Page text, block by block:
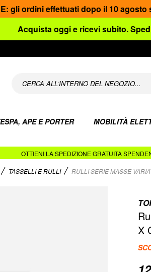
gli ordini effettuati dopo il 10
Acquista oggi e ricevi subito.
APE E PORTER MOBILITÀ
OTTIENI LA SPEDIZIONE GRATUITA
TASSELLI E RULLI RULLI SERIE MASSE
X